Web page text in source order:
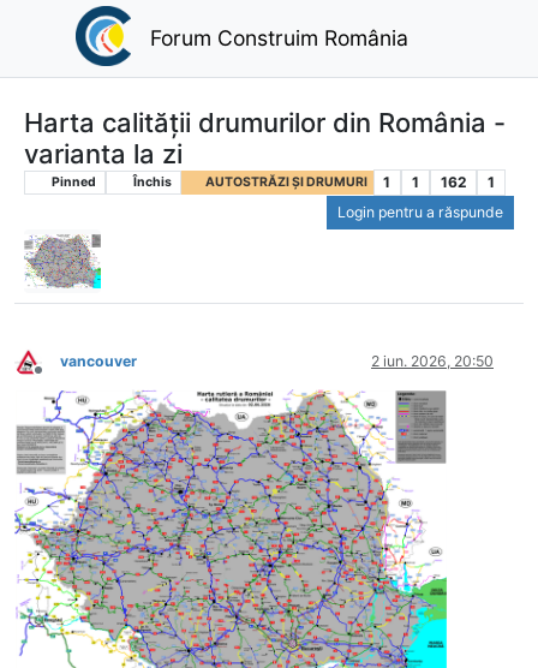
Forum Construim România
Harta calității drumurilor din România -
varianta la zi
Pinned Închis AUTOSTRĂZI ȘI DRUMURI 1 1 162
1
Login pentru a răspunde
Deconectat
vancouver 2 iun. 2026, 20:50